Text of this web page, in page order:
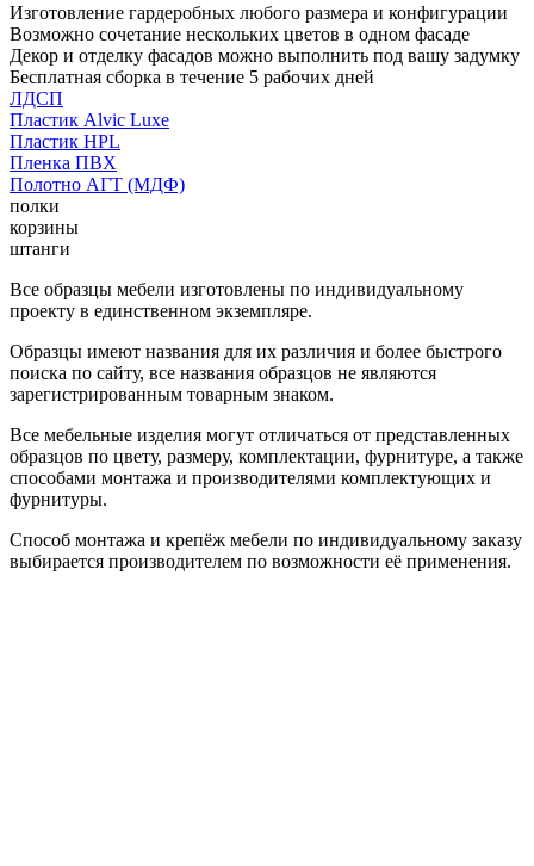
Изготовление гардеробных любого размера и конфигурации
Возможно сочетание нескольких цветов в одном фасаде
Декор и отделку фасадов можно выполнить под вашу задумку
Бесплатная сборка в течение 5 рабочих дней
ЛДСП
Пластик Alvic Luxe
Пластик HPL
Пленка ПВХ
Полотно АГТ (МДФ)
полки
корзины
штанги
Все образцы мебели изготовлены по индивидуальному
проекту в единственном экземпляре.
Образцы имеют названия для их различия и более быстрого
поиска по сайту, все названия образцов не являются
зарегистрированным товарным знаком.
Все мебельные изделия могут отличаться от представленных
образцов по цвету, размеру, комплектации, фурнитуре, а также
способами монтажа и производителями комплектующих и
фурнитуры.
Способ монтажа и крепёж мебели по индивидуальному заказу
выбирается производителем по возможности её применения.